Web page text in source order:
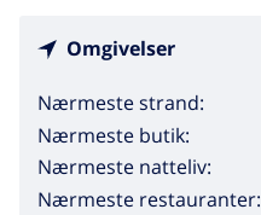
Omgivelser
Nærmeste strand:
Nærmeste butik:
Nærmeste natteliv:
Nærmeste restauranter: